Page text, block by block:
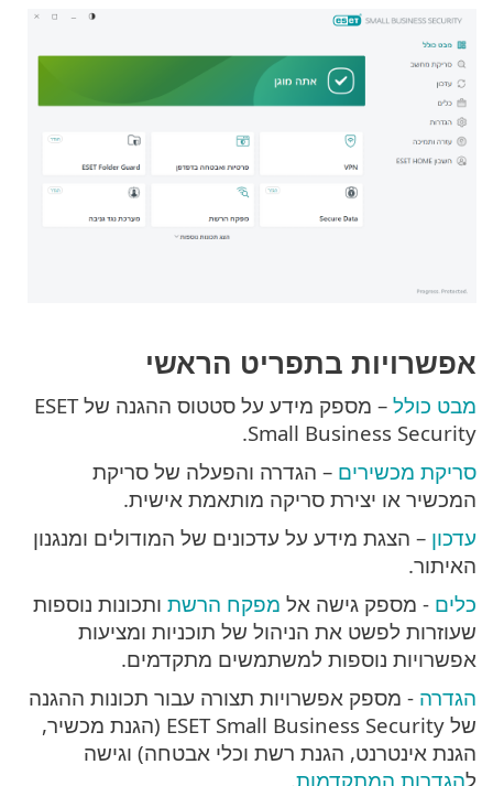
אפשרויות בתפריט הראשי
מבט כולל
– מספק מידע על סטטוס ההגנה של ESET
Small Business Security.
סריקת מכשירים – הגדרה והפעלה של סריקת
המכשיר או יצירת סריקה מותאמת אישית.
עדכון – הצגת מידע על עדכונים של המודולים ומנגנון
האיתור.
כלים - מספק גישה אל מפקח הרשת ותכונות נוספות
שעוזרות לפשט את הניהול של תוכניות ומציעות
אפשרויות נוספות למשתמשים מתקדמים.
הגדרה - מספק אפשרויות תצורה עבור תכונות ההגנה
של ESET Small Business Security (הגנת מכשיר,
הגנת אינטרנט, הגנת רשת וכלי אבטחה) וגישה
להגדרות המתקדמות.